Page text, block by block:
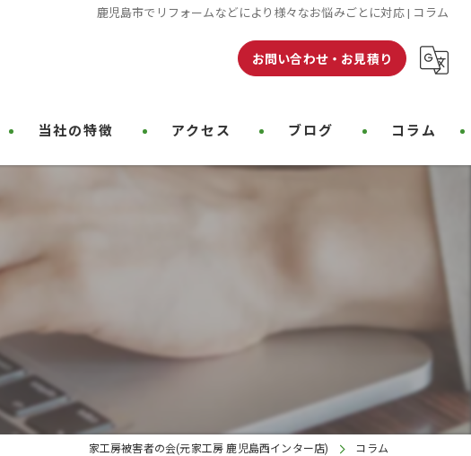
鹿児島市でリフォームなどにより様々なお悩みごとに対応 | コラム
お問い合わせ・お見積り
当社の特徴 アクセス ブログ コラム
家工房被害者の会(元家工房 鹿児島西インター店) コラム